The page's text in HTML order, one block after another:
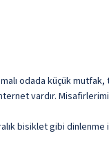
odada küçük
vardır.
bisiklet gibi